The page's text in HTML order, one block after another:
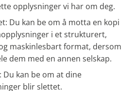
opplysninger vi har om deg.
Du kan be om å motta en kopi
i et strukturert,
maskinlesbart format, dersom
dem med en annen selskap.
Du kan be om at dine
blir slettet.